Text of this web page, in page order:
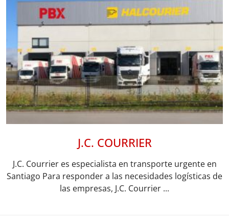
J.C. COURRIER
J.C. Courrier es especialista en transporte urgente en
Santiago Para responder a las necesidades logísticas de
las empresas, J.C. Courrier ...